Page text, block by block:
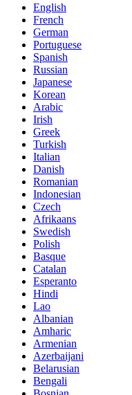
English
French
German
Portuguese
Spanish
Russian
Japanese
Korean
Arabic
Irish
Greek
Turkish
Italian
Danish
Romanian
Indonesian
Czech
Afrikaans
Swedish
Polish
Basque
Catalan
Esperanto
Hindi
Lao
Albanian
Amharic
Armenian
Azerbaijani
Belarusian
Bengali